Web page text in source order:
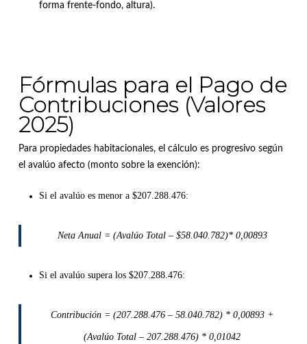
forma frente-fondo, altura).
Fórmulas para el Pago de
Contribuciones (Valores
2025)
Para propiedades habitacionales, el cálculo es progresivo según
el avalúo afecto (monto sobre la exención):
Si el avalúo es menor a $207.288.476:
Neta Anual = (Avalúo Total – $58.040.782)* 0,00893
Si el avalúo supera los $207.288.476:
Contribución = (207.288.476 – 58.040.782) * 0,00893 +
(Avalúo Total – 207.288.476) * 0,01042